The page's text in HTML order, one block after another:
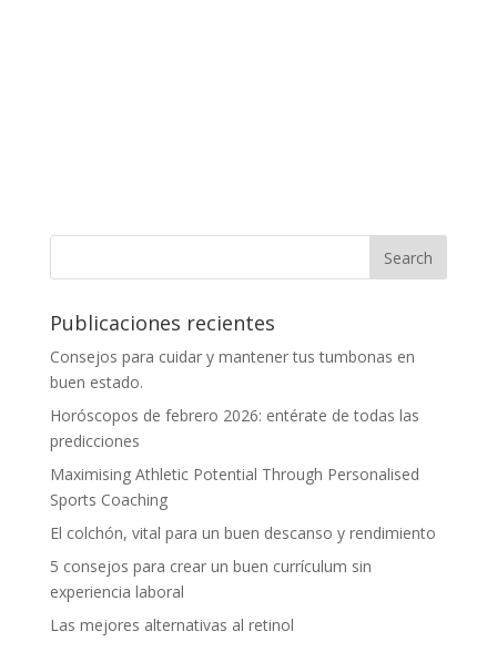
Publicaciones recientes
Consejos para cuidar y mantener tus tumbonas en
buen estado.
Horóscopos de febrero 2026: entérate de todas las
predicciones
Maximising Athletic Potential Through Personalised
Sports Coaching
El colchón, vital para un buen descanso y rendimiento
5 consejos para crear un buen currículum sin
experiencia laboral
Las mejores alternativas al retinol